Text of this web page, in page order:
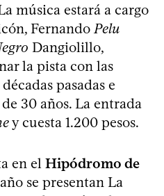
música estará a cargo
Fernando Pelu
Dangiolillo,
la pista con las
pasadas e
30 años. La entrada
y cuesta 1.200 pesos.
en el Hipódromo de
se presentan La